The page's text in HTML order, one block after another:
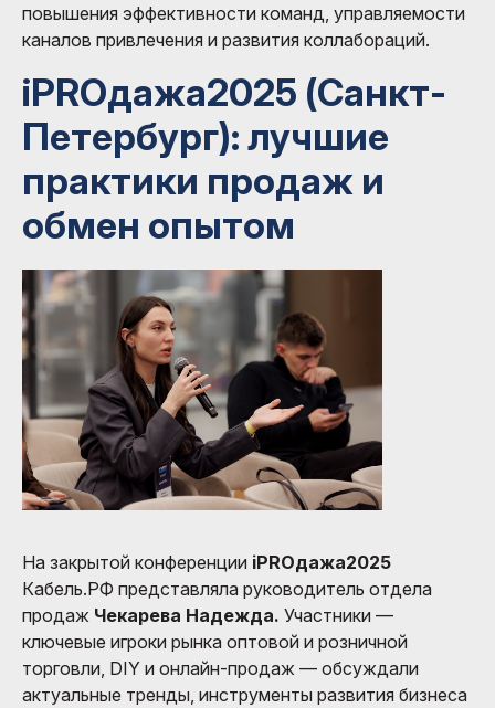
повышения эффективности команд, управляемости
каналов привлечения и развития коллабораций.
iPROдажа2025 (Санкт-
Петербург): лучшие
практики продаж и
обмен опытом
На закрытой конференции iPROдажа2025
Кабель.РФ представляла руководитель отдела
продаж Чекарева Надежда. Участники —
ключевые игроки рынка оптовой и розничной
торговли, DIY и онлайн-продаж — обсуждали
актуальные тренды, инструменты развития бизнеса